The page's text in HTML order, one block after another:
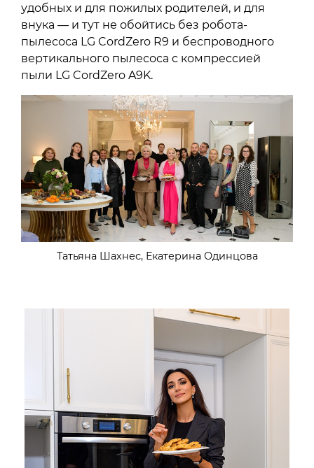
удобных и для пожилых родителей, и для
внука — и тут не обойтись без робота-
пылесоса LG CordZero R9 и беспроводного
вертикального пылесоса с компрессией
пыли LG CordZero A9K.
Татьяна Шахнес, Екатерина Одинцова